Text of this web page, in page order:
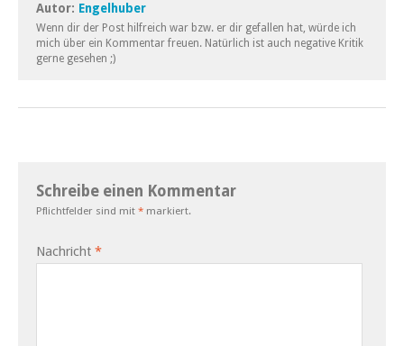
Autor: Engelhuber
Wenn dir der Post hilfreich war bzw. er dir gefallen hat, würde ich
mich über ein Kommentar freuen. Natürlich ist auch negative Kritik
gerne gesehen ;)
Schreibe einen Kommentar
Pflichtfelder sind mit * markiert.
Nachricht *